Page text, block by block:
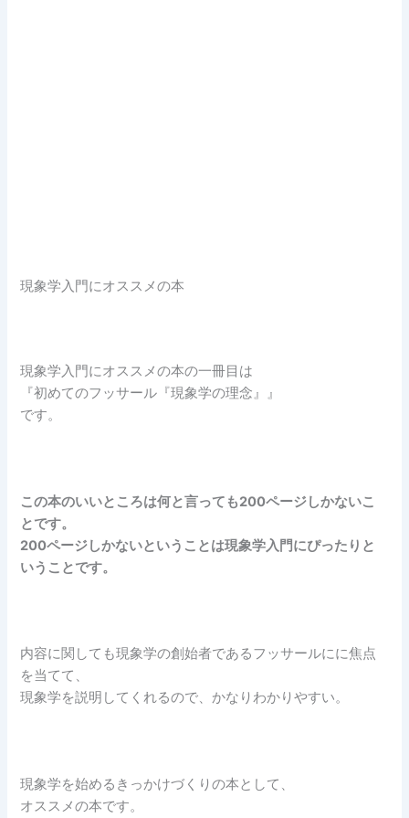
現象学入門にオススメの本
現象学入門にオススメの本の一冊目は
『初めてのフッサール『現象学の理念』』
です。
この本のいいところは何と言っても200ページしかないこ
とです。
200ページしかないということは現象学入門にぴったりと
いうことです。
内容に関しても現象学の創始者であるフッサールにに焦点
を当てて、
現象学を説明してくれるので、かなりわかりやすい。
現象学を始めるきっかけづくりの本として、
オススメの本です。